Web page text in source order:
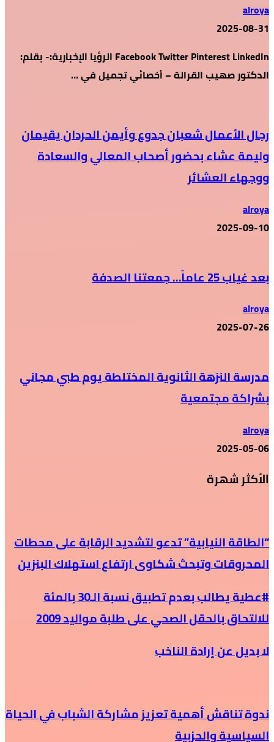
alroya
2025-08-31
Facebook Twitter Pinterest LinkedIn الرؤيا الإخبارية:- بقلم:
الدكتور صهيب القرالة – أخصائي تجميل في …
رجال الأعمال شعبان جدوع وأيمن الحردان يقيمان
وليمة عشاء بحضور أصحاب المعالي والسعادة
ووجهاء العشائر
alroya
2025-09-10
بعد غياب 25 عاماً… جمعتنا الصدفة
alroya
2025-07-26
مدرسة النزهة الثانوية المختلطة يوم طبي مجاني
بشراكة مجتمعية
alroya
2025-05-06
الأكثر شهرة
“الطاقة النيابية” تدعو لتشديد الرقابة على محطات
المحروقات وتبحث شكاوى ارتفاع استهلاك البنزين
#عطية يطالب بعدم تطبيق نسبة الـ30 بالمئة
للالتحاق بالحقل الصحي على طلبة مواليد 2009
لا بديل عن إرادة الناخب
ندوة تناقش أهمية تعزيز مشاركة الشباب في الحياة
السياسية والحزبية